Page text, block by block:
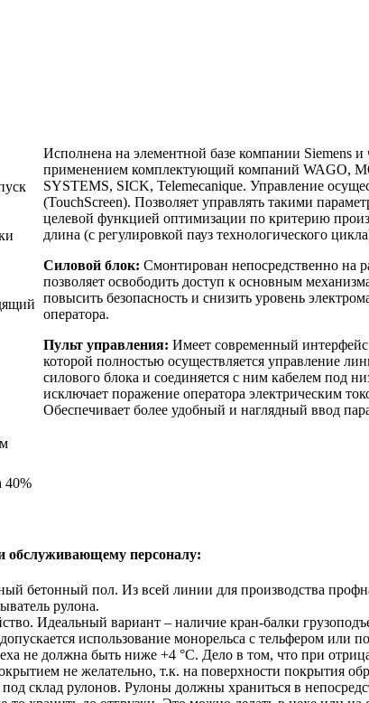
Исполнена на элементной базе компании Siemens и
применением комплектующий компаний WAGO,
SYSTEMS, SICK, Telemecanique. Управление
(TouchScreen). Позволяет управлять такими
целевой функцией оптимизации по критерию
длина (с регулировкой пауз технологического
Силовой блок: Смонтирован непосредственно на
позволяет освободить доступ к основным
повысить безопасность и снизить уровень
оператора.
Пульт управления: Имеет современный
которой полностью осуществляется управление
силового блока и соединяется с ним кабелем под
исключает поражение оператора электрическим
Обеспечивает более удобный и наглядный ввод
40%
обслуживающему персоналу:
бетонный пол. Из всей линии для производства
рулона.
Идеальный вариант – наличие кран-балки
использование монорельса с тельфером или
не должна быть ниже +4 °С. Дело в том, что при
не желательно, т.к. на поверхности покрытия
склад рулонов. Рулоны должны храниться в